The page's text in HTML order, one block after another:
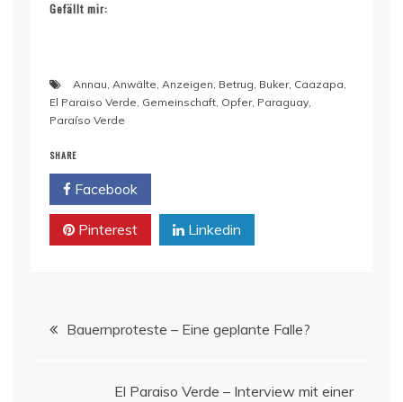
Gefällt mir:
Annau, Anwälte, Anzeigen, Betrug, Buker, Caazapa,
El Paraiso Verde, Gemeinschaft, Opfer, Paraguay,
Paraíso Verde
SHARE
Facebook
Pinterest Linkedin
Beitragsnavigation
Bauernproteste – Eine geplante Falle?
El Paraiso Verde – Interview mit einer